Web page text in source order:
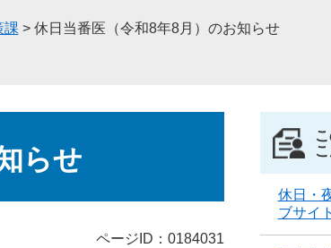
課 > 休日当番医（令和8年8月）のお知らせ
らせ
ページID：0184031
休日・
ブサイト